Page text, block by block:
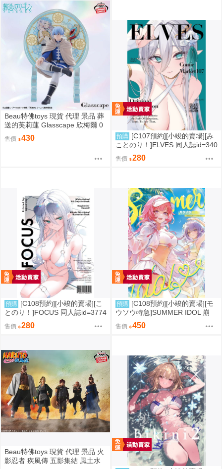
Beau特佛toys 現貨 代理 景品 葬
送的芙莉蓮 Glasscape 欣梅爾 0
售價 430 預購 [C107預約][小竣的賣場][み
ことのり！]ELVES 同人誌id=340
售價 280
預購 [C108預約][小竣的賣場][こ
とのり！]FOCUS 同人誌id=3774
475
售價 280
預購 [C108預約][小竣的賣場][モ
ウソウ特急]SUMMER IDOL 崩
壞：星穹鐵道 同人誌id=3758363
售價 450
Beau特佛toys 現貨 代理 景品 火
影忍者 疾風傳 五影集結 風土水